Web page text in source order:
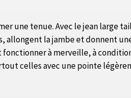
une tenue. Avec le jean large
allongent la jambe et donnent
à merveille, à
celles avec une pointe